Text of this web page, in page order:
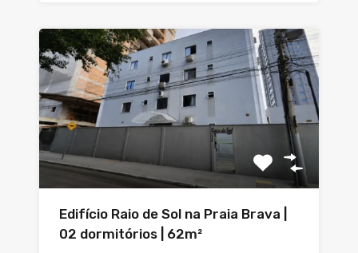
Edifício Raio de Sol na Praia Brava |
02 dormitórios | 62m²